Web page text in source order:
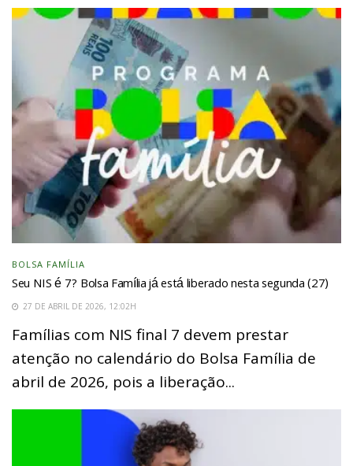
BOLSA FAMÍLIA
Seu NIS é 7? Bolsa Família já está liberado nesta segunda (27)
27 DE ABRIL DE 2026, 12:02H
Famílias com NIS final 7 devem prestar
atenção no calendário do Bolsa Família de
abril de 2026, pois a liberação...